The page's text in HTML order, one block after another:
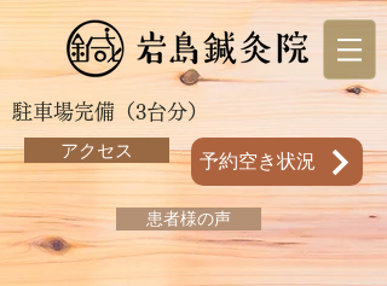
駐車場完備（3台分）
アクセス
予約空き状況
患者様の声